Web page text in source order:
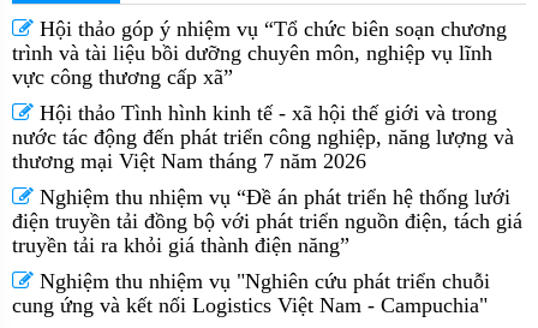
Hội thảo góp ý nhiệm vụ “Tổ chức biên soạn chương
trình và tài liệu bồi dưỡng chuyên môn, nghiệp vụ lĩnh
vực công thương cấp xã” ​
Hội thảo Tình hình kinh tế - xã hội thế giới và trong
nước tác động đến phát triển công nghiệp, năng lượng và
thương mại Việt Nam tháng 7 năm 2026
Nghiệm thu nhiệm vụ “Đề án phát triển hệ thống lưới
điện truyền tải đồng bộ với phát triển nguồn điện, tách giá
truyền tải ra khỏi giá thành điện năng”
Nghiệm thu nhiệm vụ "Nghiên cứu phát triển chuỗi
cung ứng và kết nối Logistics Việt Nam - Campuchia"